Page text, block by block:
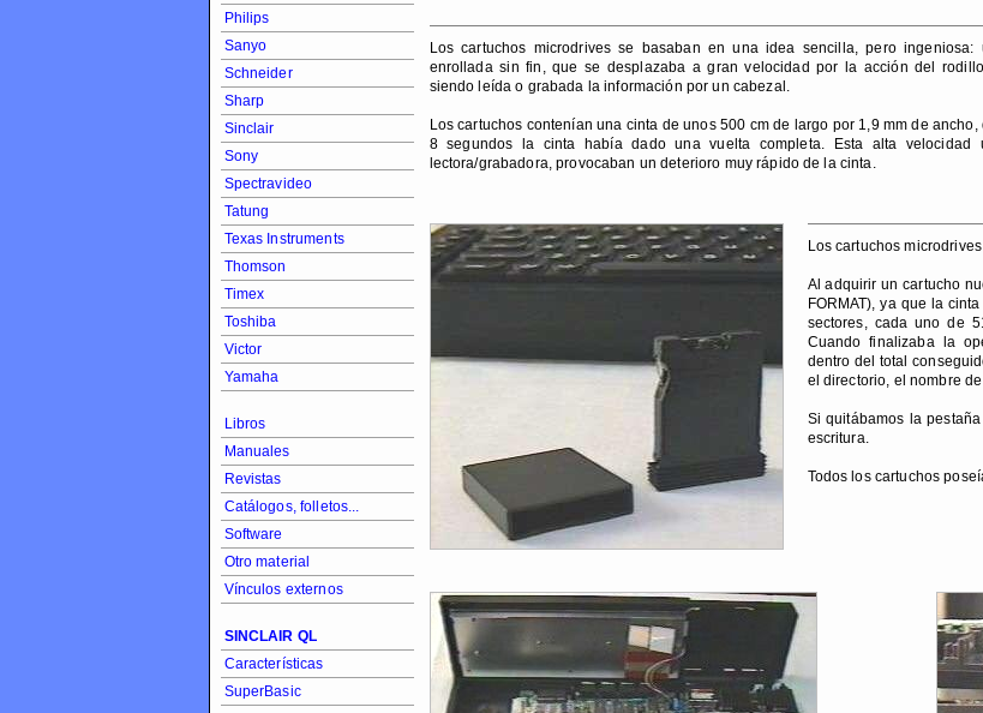
Philips
Sanyo
Schneider
Sharp
Sinclair
Sony
Spectravideo
Tatung
Texas Instruments
Thomson
Timex
Toshiba
Victor
Yamaha
Libros
Manuales
Revistas
Catálogos, folletos...
Software
Otro material
Vínculos externos
SINCLAIR QL
Características
SuperBasic
Los cartuchos microdrives se basaban en una idea sencilla, pero ingeniosa:
enrollada sin fin, que se desplazaba a gran velocidad por la acción del
siendo leída o grabada la información por un cabezal.
Los cartuchos contenían una cinta de unos 500 cm de largo por 1,9 mm de
8 segundos la cinta había dado una vuelta completa. Esta alta
lectora/grabadora, provocaban un deterioro muy rápido de la cinta.
Los cartuchos
Al adquirir un cartucho
FORMAT), ya que la
sectores, cada uno de
Cuando finalizaba la
dentro del total
el directorio, el nombre
Si quitábamos la
escritura.
Todos los cartuchos